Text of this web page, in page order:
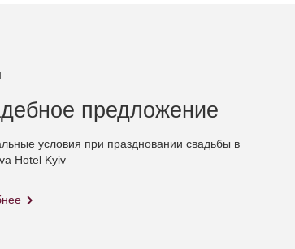
предложение
условия при праздновании свадьбы в
Hotel Kyiv